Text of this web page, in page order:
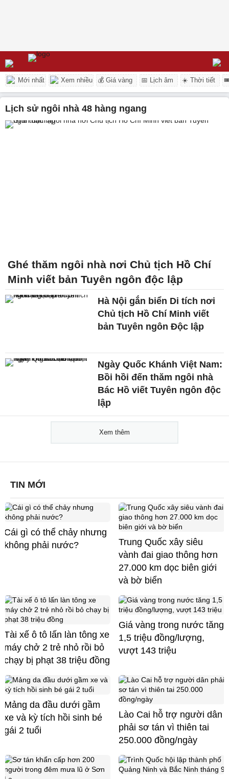
Mới nhất Xem nhiều 💰 Giá vàng 📅 Lịch âm ☀️ Thời tiết
lịch sử ngôi nhà 48 hàng ngang
Ghé thăm ngôi nhà nơi Chủ tịch Hồ Chí
Minh viết bản Tuyên ngôn độc lập
Hà Nội gắn biển Di tích nơi
Chủ tịch Hồ Chí Minh viết
bản Tuyên ngôn Độc lập
Ngày Quốc Khánh Việt Nam:
Bồi hồi đến thăm ngôi nhà
Bác Hồ viết Tuyên ngôn độc
lập
Xem thêm
TIN MỚI
Cái gì có thể chảy nhưng
không phải nước?
Trung Quốc xây siêu
vành đai giao thông hơn
27.000 km dọc biên giới
và bờ biển
Tài xế ô tô lấn làn tông xe
máy chở 2 trẻ nhỏ rồi bỏ
chạy bị phạt 38 triệu đồng
Giá vàng trong nước tăng
1,5 triệu đồng/lượng,
vượt 143 triệu
Mảng da đầu dưới gầm
xe và kỳ tích hồi sinh bé
gái 2 tuổi
Lào Cai hỗ trợ người dân
phải sơ tán vì thiên tai
250.000 đồng/ngày